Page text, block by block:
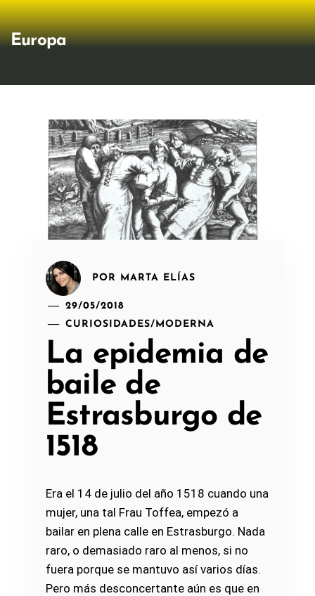
Europa
POR MARTA ELÍAS
29/05/2018
CURIOSIDADES/ MODERNA
La epidemia de
baile de
Estrasburgo de
1518
Era el 14 de julio del año 1518 cuando una
mujer, una tal Frau Toffea, empezó a
bailar en plena calle en Estrasburgo. Nada
raro, o demasiado raro al menos, si no
fuera porque se mantuvo así varios días.
Pero más desconcertante aún es que en